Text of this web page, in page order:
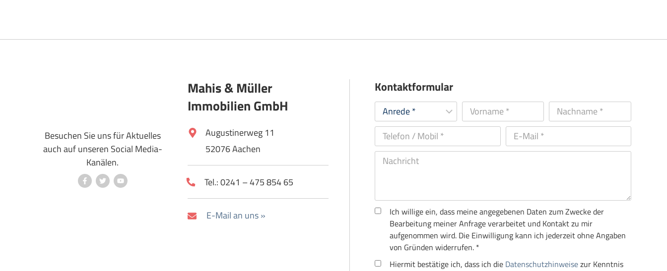
Besuchen Sie uns für Aktuelles
auch auf unseren Social Media-
Kanälen.
Mahis & Müller
Immobilien GmbH
Augustinerweg 11
52076 Aachen
Tel.: 0241 – 475 854 65
E-Mail an uns »
Kontaktformular
Ich willige ein, dass meine angegebenen Daten zum Zwecke der
Bearbeitung meiner Anfrage verarbeitet und Kontakt zu mir
aufgenommen wird. Die Einwilligung kann ich jederzeit ohne Angaben
von Gründen widerrufen. *
Hiermit bestätige ich, dass ich die Datenschutzhinweisezur Kenntnis